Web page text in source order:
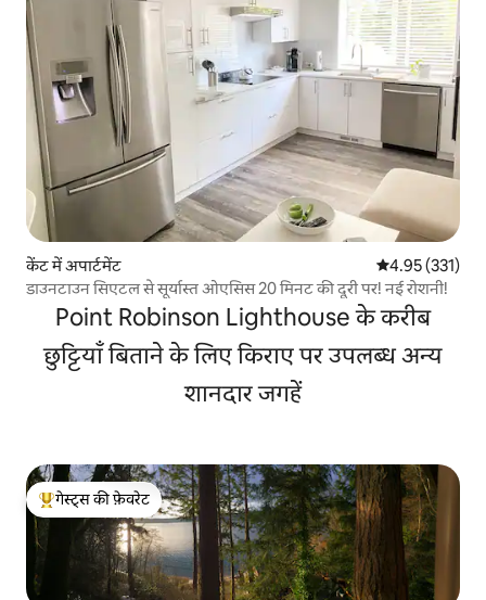
केंट में अपार्टमेंट औसत रेटिंग 5 में से
4.95 (331)
डाउनटाउन सिएटल से सूर्यास्त ओएसिस 20 मिनट की दूरी पर! नई रोशनी!
Point Robinson Lighthouse के करीब
छुट्टियाँ बिताने के लिए किराए पर उपलब्ध अन्य
शानदार जगहें
गेस्ट्स का टॉप फ़ेवरेट
गेस्ट्स की फ़ेवरेट